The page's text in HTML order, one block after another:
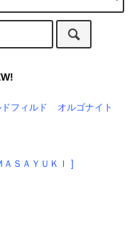
フィルド オルゴナイト
ＡＳＡＹＵＫＩ ]